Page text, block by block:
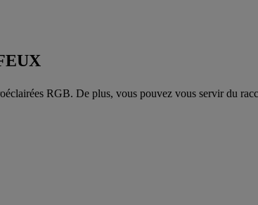
RGB. De plus, vous pouvez vous servir du